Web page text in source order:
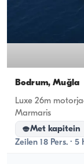
Bodrum, Muğla
Luxe 26m
Marmaris
Met kapitein
Zeilen 18 Pers. ·